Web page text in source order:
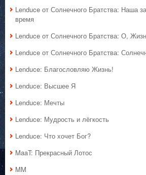
Lenduce от Солнечного Братства: Наша
время
Lenduce от Солнечного Братства: О,
Lenduce от Солнечного Братства:
Lenduce: Благословляю Жизнь!
Lenduce: Высшее Я
Lenduce: Мечты
Lenduce: Мудрость и лёгкость
Lenduce: Что хочет Бог?
MaaT: Прекрасный Лотос
MM